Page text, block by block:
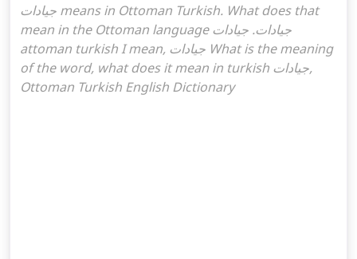
جيادات means in Ottoman Turkish. What does that
mean in the Ottoman language جيادات. جيادات
attoman turkish I mean, جيادات What is the meaning
of the word, what does it mean in turkish جيادات,
Ottoman Turkish English Dictionary